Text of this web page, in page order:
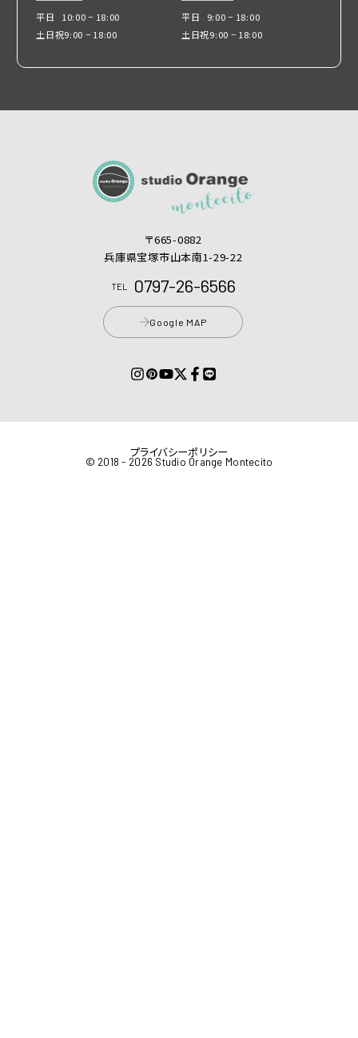
平日
10:00 − 18:00
土日祝9:00 − 18:00
平日
9:00 − 18:00
土日祝9:00 − 18:00
〒665-0882
兵庫県宝塚市山本南1-29-22
TEL 0797-26-6566
Google MAP
© 2018 - 2026 Studio Orange Montecito
プライバシーポリシー